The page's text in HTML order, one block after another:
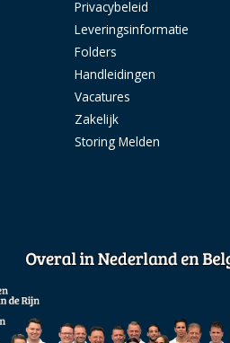
Privacybeleid
Leveringsinformatie
Folders
Handleidingen
Vacatures
Zakelijk
Storing Melden